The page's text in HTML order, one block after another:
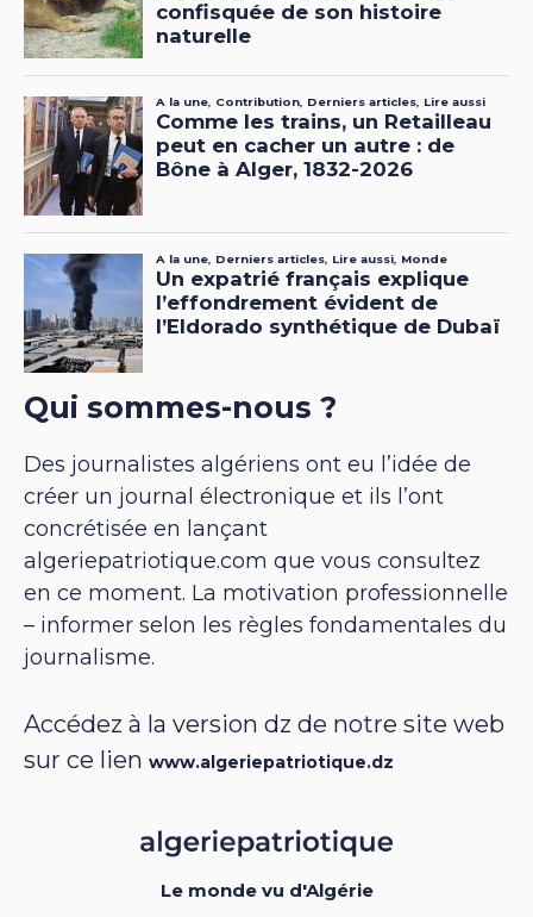
Qui sommes-nous ?
Des journalistes algériens ont eu l’idée de
créer un journal électronique et ils l’ont
concrétisée en lançant
algeriepatriotique.com que vous consultez
en ce moment. La motivation professionnelle
– informer selon les règles fondamentales du
journalisme.
Accédez à la version dz de notre site web
sur ce lien www.algeriepatriotique.dz
Le monde vu d'Algérie